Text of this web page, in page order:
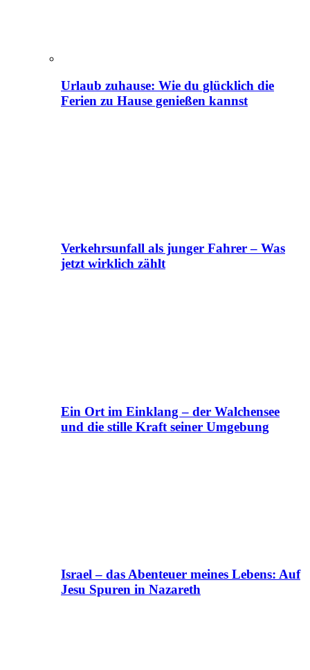
Urlaub zuhause: Wie du glücklich die
Ferien zu Hause genießen kannst
Verkehrsunfall als junger Fahrer – Was
jetzt wirklich zählt
Ein Ort im Einklang – der Walchensee
und die stille Kraft seiner Umgebung
Israel – das Abenteuer meines Lebens: Auf
Jesu Spuren in Nazareth